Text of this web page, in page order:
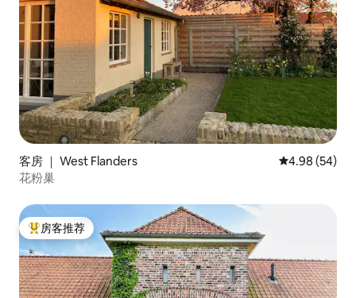
客房 ｜ West Flanders 平均评分 4.98
4.98 (54)
花粉巢
热门「房客推荐」
房客推荐